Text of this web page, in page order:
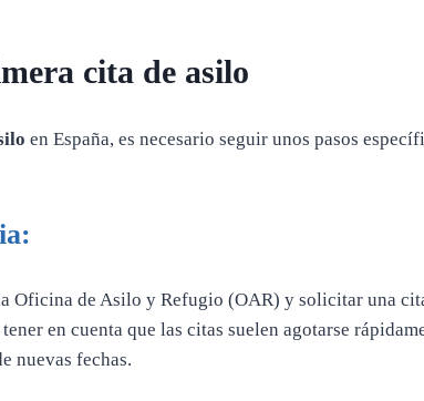
cita de asilo
en España, es necesario seguir unos pasos
Oficina de Asilo y Refugio (OAR) y solicitar una
en cuenta que las citas suelen agotarse
nuevas fechas.